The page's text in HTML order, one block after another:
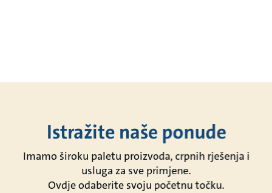
Istražite naše ponude
Imamo široku paletu proizvoda, crpnih rješenja i
usluga za sve primjene.
Ovdje odaberite svoju početnu točku.